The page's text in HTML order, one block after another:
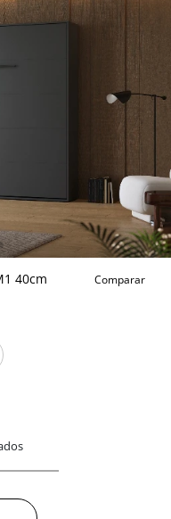
40cm
Comparar